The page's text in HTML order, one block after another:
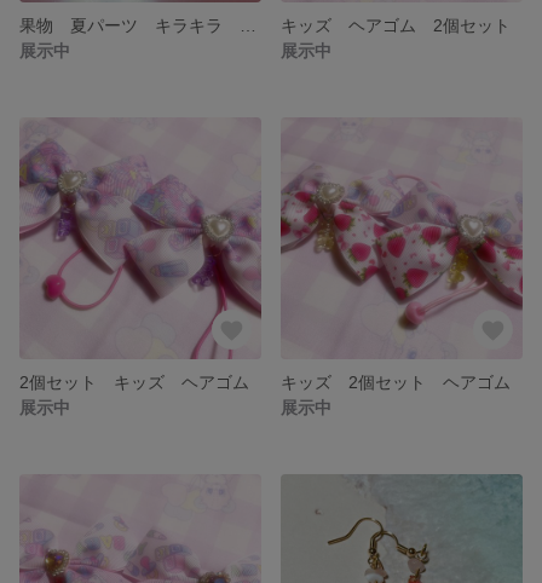
展示中
キッズ ヘアゴム 2個セット
展示中
2個セット キッズ ヘアゴム
展示中
キッズ 2個セット ヘアゴム
展示中